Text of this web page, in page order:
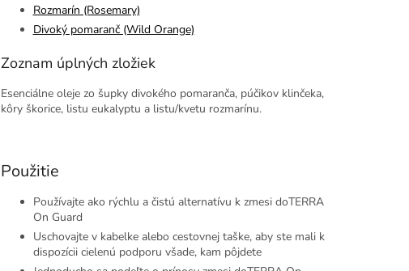
Rozmarín (Rosemary)
Divoký pomaranč (Wild Orange)
Zoznam úplných zložiek
Esenciálne oleje zo šupky divokého pomaranča, púčikov klinčeka,
kôry škorice, listu eukalyptu a listu/kvetu rozmarínu.
Použitie
Používajte ako rýchlu a čistú alternatívu k zmesi doTERRA
On Guard
Uschovajte v kabelke alebo cestovnej taške, aby ste mali k
dispozícii cielenú podporu všade, kam pôjdete